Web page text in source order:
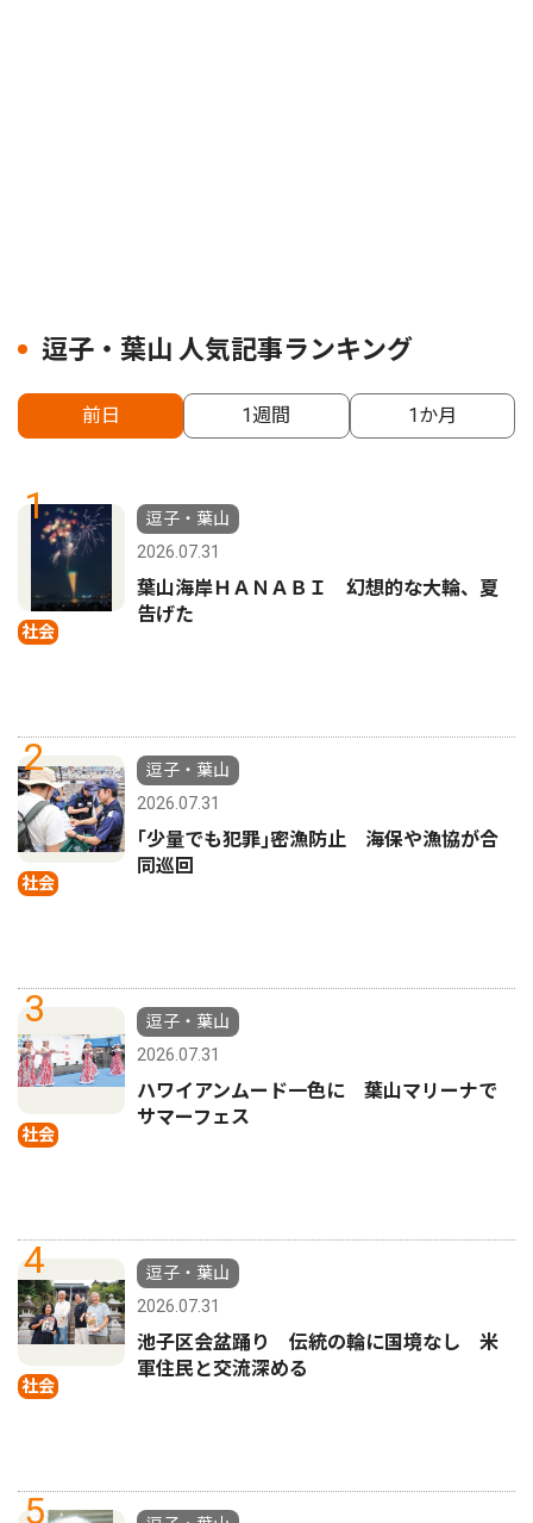
逗子・葉山 人気記事ランキング
前日 1週間 1か月
1
社会
逗子・葉山
2026.07.31
葉山海岸ＨＡＮＡＢＩ 幻想的な大輪、夏
告げた
2
社会
逗子・葉山
2026.07.31
｢少量でも犯罪｣密漁防止 海保や漁協が合
同巡回
3
社会
逗子・葉山
2026.07.31
ハワイアンムード一色に 葉山マリーナで
サマーフェス
4
社会
逗子・葉山
2026.07.31
池子区会盆踊り 伝統の輪に国境なし 米
軍住民と交流深める
5